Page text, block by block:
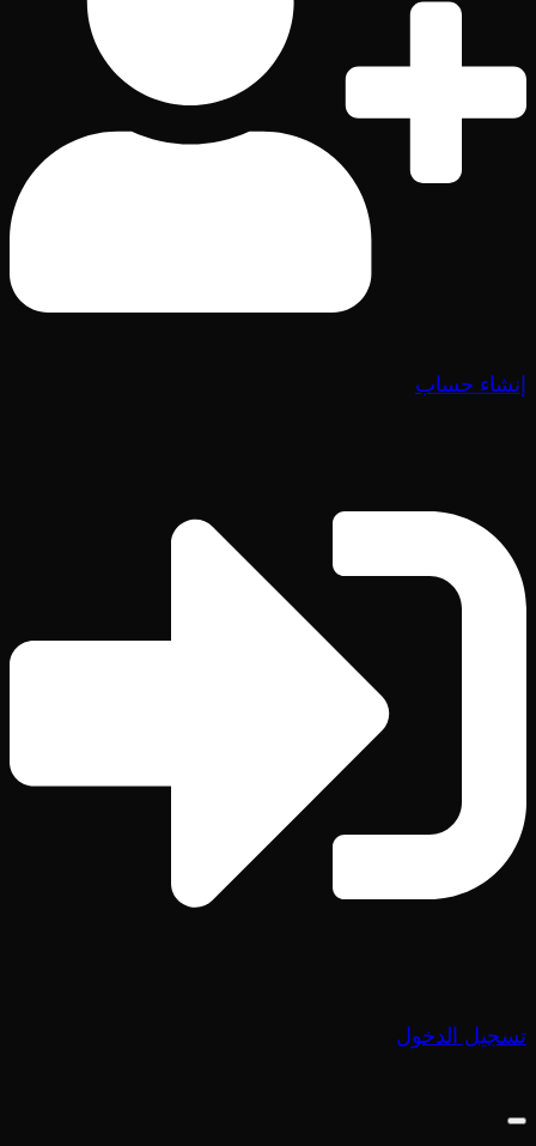
إنشاء حساب
تسجيل الدخول